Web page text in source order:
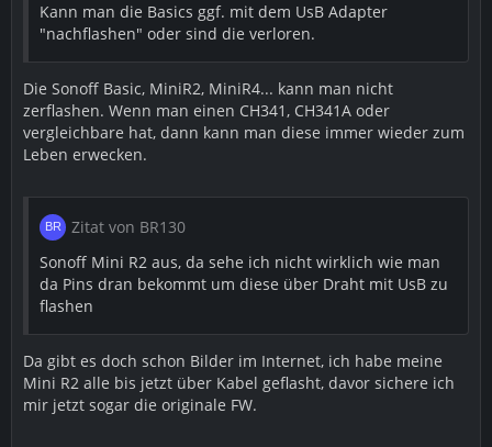
Kann man die Basics ggf. mit dem UsB Adapter
"nachflashen" oder sind die verloren.
Die Sonoff Basic, MiniR2, MiniR4... kann man nicht
zerflashen. Wenn man einen CH341, CH341A oder
vergleichbare hat, dann kann man diese immer wieder zum
Leben erwecken.
Zitat von BR130
Sonoff Mini R2 aus, da sehe ich nicht wirklich wie man
da Pins dran bekommt um diese über Draht mit UsB zu
flashen
Da gibt es doch schon Bilder im Internet, ich habe meine
Mini R2 alle bis jetzt über Kabel geflasht, davor sichere ich
mir jetzt sogar die originale FW.